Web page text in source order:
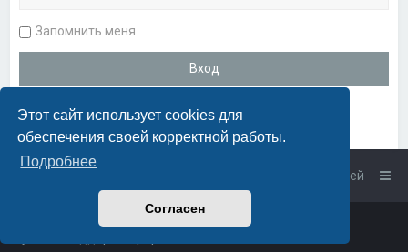
Этот сайт использует cookies для
обеспечения своей корректной работы.
Подробнее
Согласен
Запомнить меня
Связаться с администрацией
phpBB
PlanetStyles